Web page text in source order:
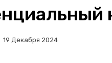
19 Декабря 2024